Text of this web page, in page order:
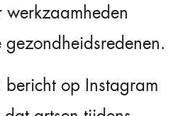
op Instagram